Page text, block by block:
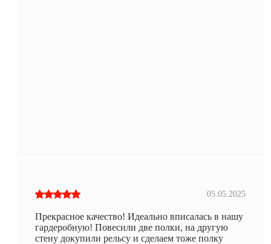
05.05.2025
Прекрасное качество! Идеально вписалась в нашу
гардеробную! Повесили две полки, на другую
стену докупили рельсу и сделаем тоже полку